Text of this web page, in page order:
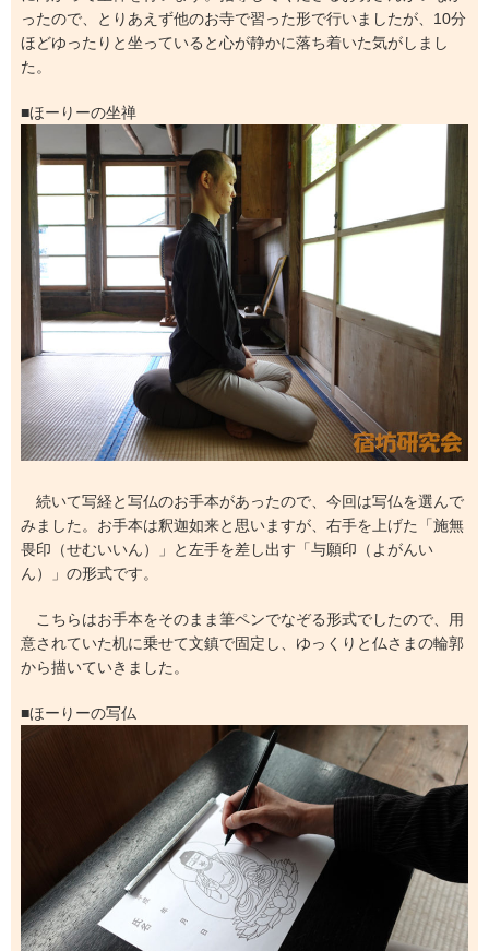
ったので、とりあえず他のお寺で習った形で行いましたが、10分
ほどゆったりと坐っていると心が静かに落ち着いた気がしまし
た。
■ほーりーの坐禅
続いて写経と写仏のお手本があったので、今回は写仏を選んで
みました。お手本は釈迦如来と思いますが、右手を上げた「施無
畏印（せむいいん）」と左手を差し出す「与願印（よがんい
ん）」の形式です。
こちらはお手本をそのまま筆ペンでなぞる形式でしたので、用
意されていた机に乗せて文鎮で固定し、ゆっくりと仏さまの輪郭
から描いていきました。
■ほーりーの写仏